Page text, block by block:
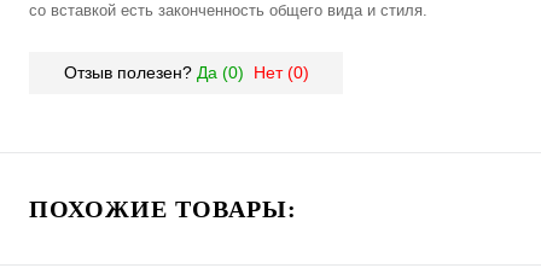
со вставкой есть законченность общего вида и стиля.
Отзыв полезен? Да (0) Нет (0)
ПОХОЖИЕ ТОВАРЫ: